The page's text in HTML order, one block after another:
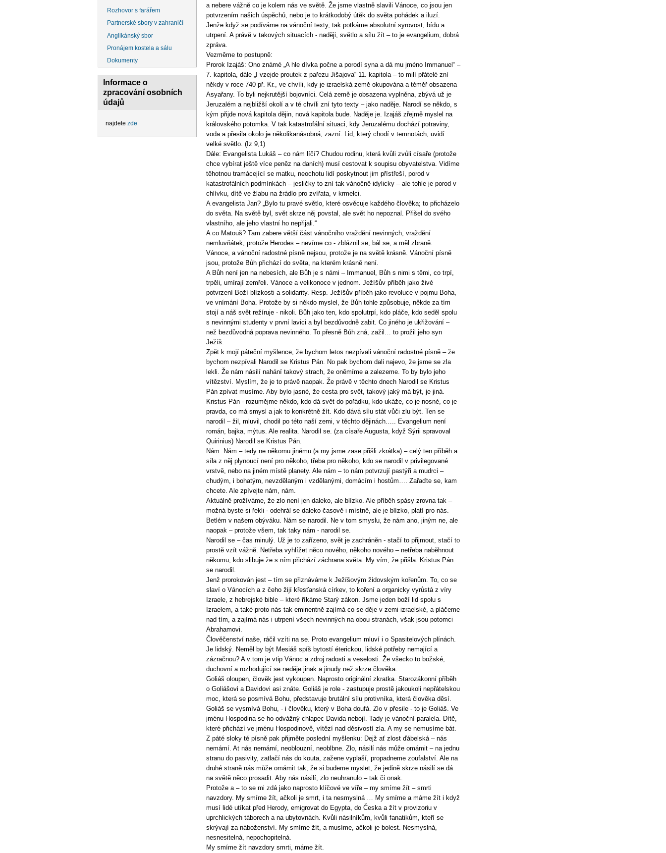
a nebere vážně co je kolem nás ve světě. Že jsme vlastně slavili Vánoce, co jsou jen
potvrzením našich úspěchů, nebo je to krátkodobý útěk do světa pohádek a iluzí.
Jenže když se podíváme na vánoční texty, tak potkáme absolutní syrovost, bídu a
utrpení. A právě v takových situacích - naději, světlo a sílu žít – to je evangelium, dobrá
zpráva.
Vezměme to postupně:
Prorok Izajáš: Ono známé „A hle dívka počne a porodí syna a dá mu jméno Immanuel“ –
7. kapitola, dále „I vzejde proutek z pařezu Jišajova“ 11. kapitola – to milí přátelé zní
někdy v roce 740 př. Kr., ve chvíli, kdy je izraelská země okupována a téměř obsazena
Asyařany. To byli nejkrutější bojovníci. Celá země je obsazena vyplněna, zbývá už je
Jeruzalém a nejbližší okolí a v té chvíli zní tyto texty – jako naděje. Narodí se někdo, s
kým přijde nová kapitola dějin, nová kapitola bude. Naděje je. Izajáš zřejmě myslel na
královského potomka. V tak katastrofální situaci, kdy Jeruzalému dochází potraviny,
voda a přesila okolo je několikanásobná, zazní: Lid, který chodí v temnotách, uvidí
velké světlo. (Iz 9,1)
Dále: Evangelista Lukáš – co nám líčí? Chudou rodinu, která kvůli zvůli císaře (protože
chce vybírat ještě více peněz na daních) musí cestovat k soupisu obyvatelstva. Vidíme
těhotnou tramácející se matku, neochotu lidí poskytnout jim přístřeší, porod v
katastrofálních podmínkách – jesličky to zní tak vánočně idylicky – ale tohle je porod v
chlívku, dítě ve žlabu na žrádlo pro zvířata, v krmelci.
A evangelista Jan? „Bylo tu pravé světlo, které osvěcuje každého člověka; to přicházelo
do světa. Na světě byl, svět skrze něj povstal, ale svět ho nepoznal. Přišel do svého
vlastního, ale jeho vlastní ho nepřijali.“
A co Matouš? Tam zabere větší část vánočního vraždění nevinných, vraždění
nemluvňátek, protože Herodes – nevíme co - zbláznil se, bál se, a měl zbraně.
Vánoce, a vánoční radostné písně nejsou, protože je na světě krásně. Vánoční písně
jsou, protože Bůh přichází do světa, na kterém krásně není.
A Bůh není jen na nebesích, ale Bůh je s námi – Immanuel, Bůh s nimi s těmi, co trpí,
trpěli, umírají zemřeli. Vánoce a velikonoce v jednom. Ježíšův příběh jako živé
potvrzení Boží blízkosti a solidarity. Resp. Ježíšův příběh jako revoluce v pojmu Boha,
ve vnímání Boha. Protože by si někdo myslel, že Bůh tohle způsobuje, někde za tím
stojí a náš svět režíruje - nikoli. Bůh jako ten, kdo spolutrpí, kdo pláče, kdo seděl spolu
s nevinnými studenty v první lavici a byl bezdůvodně zabit. Co jiného je ukřižování –
než bezdůvodná poprava nevinného. To přesně Bůh zná, zažil… to prožil jeho syn
Ježíš.
Zpět k mojí páteční myšlence, že bychom letos nezpívali vánoční radostné písně – že
bychom nezpívali Narodil se Kristus Pán. No pak bychom dali najevo, že jsme se zla
lekli. Že nám násilí nahání takový strach, že oněmíme a zalezeme. To by bylo jeho
vítězství. Myslím, že je to právě naopak. Že právě v těchto dnech Narodil se Kristus
Pán zpívat musíme. Aby bylo jasné, že cesta pro svět, takový jaký má být, je jiná.
Kristus Pán - rozumějme někdo, kdo dá svět do pořádku, kdo ukáže, co je nosné, co je
pravda, co má smysl a jak to konkrétně žít. Kdo dává sílu stát vůči zlu být. Ten se
narodil – žil, mluvil, chodil po této naší zemi, v těchto dějinách….. Evangelium není
román, bajka, mýtus. Ale realita. Narodil se. (za císaře Augusta, když Sýrii spravoval
Quirinius) Narodil se Kristus Pán.
Nám. Nám – tedy ne někomu jinému (a my jsme zase přišli zkrátka) – celý ten příběh a
síla z něj plynoucí není pro někoho, třeba pro někoho, kdo se narodil v privilegované
vrstvě, nebo na jiném místě planety. Ale nám – to nám potvrzují pastýři a mudrci –
chudým, i bohatým, nevzdělaným i vzdělanými, domácím i hostům…. Zařaďte se, kam
chcete. Ale zpívejte nám, nám.
Aktuálně prožíváme, že zlo není jen daleko, ale blízko. Ale příběh spásy zrovna tak –
možná byste si řekli - odehrál se daleko časově i místně, ale je blízko, platí pro nás.
Betlém v našem obýváku. Nám se narodil. Ne v tom smyslu, že nám ano, jiným ne, ale
naopak – protože všem, tak taky nám - narodil se.
Narodil se – čas minulý. Už je to zařízeno, svět je zachráněn - stačí to přijmout, stačí to
prostě vzít vážně. Netřeba vyhlížet něco nového, někoho nového – netřeba naběhnout
někomu, kdo slibuje že s ním přichází záchrana světa. My vím, že přišla. Kristus Pán
se narodil.
Jenž prorokován jest – tím se přiznáváme k Ježíšovým židovským kořenům. To, co se
slaví o Vánocích a z čeho žijí křesťanská církev, to koření a organicky vyrůstá z víry
Izraele, z hebrejské bible – které říkáme Starý zákon. Jsme jeden boží lid spolu s
Izraelem, a také proto nás tak eminentně zajímá co se děje v zemi izraelské, a pláčeme
nad tím, a zajímá nás i utrpení všech nevinných na obou stranách, však jsou potomci
Abrahamovi.
Člověčenství naše, ráčil vzíti na se. Proto evangelium mluví i o Spasitelových plínách.
Je lidský. Neměl by být Mesiáš spíš bytostí éterickou, lidské potřeby nemající a
zázračnou? A v tom je vtip Vánoc a zdroj radosti a veselosti. Že všecko to božské,
duchovní a rozhodující se neděje jinak a jinudy než skrze člověka.
Goliáš oloupen, člověk jest vykoupen. Naprosto originální zkratka. Starozákonní příběh
o Goliášovi a Davidovi asi znáte. Goliáš je role - zastupuje prostě jakoukoli nepřátelskou
moc, která se posmívá Bohu, představuje brutální sílu protivníka, která člověka děsí.
Goliáš se vysmívá Bohu, - i člověku, který v Boha doufá. Zlo v přesile - to je Goliáš. Ve
jménu Hospodina se ho odvážný chlapec Davida nebojí. Tady je vánoční paralela. Dítě,
které přichází ve jménu Hospodinově, vítězí nad děsivostí zla. A my se nemusíme bát.
Z páté sloky té písně pak přijměte poslední myšlenku: Dejž ať zlost ďábelská – nás
nemámí. At nás nemámí, neoblouzní, neoblbne. Zlo, násilí nás může omámit – na jednu
stranu do pasivity, zatlačí nás do kouta, zažene vyplaší, propadneme zoufalství. Ale na
druhé straně nás může omámit tak, že si budeme myslet, že jedině skrze násilí se dá
na světě něco prosadit. Aby nás násilí, zlo neuhranulo – tak či onak.
Protože a – to se mi zdá jako naprosto klíčové ve víře – my smíme žít – smrti
navzdory. My smíme žít, ačkoli je smrt, i ta nesmyslná … My smíme a máme žít i když
musí lidé utíkat před Herody, emigrovat do Egypta, do Česka a žít v provizoriu v
uprchlických táborech a na ubytovnách. Kvůli násilníkům, kvůli fanatikům, kteří se
skrývají za náboženství. My smíme žít, a musíme, ačkoli je bolest. Nesmyslná,
nesnesitelná, nepochopitelná.
My smíme žít navzdory smrti, máme žít.
Rozhovor s farářem
Partnerské sbory v zahraničí
Anglikánský sbor
Pronájem kostela a sálu
Dokumenty
Informace o
zpracování osobních
údajů
najdete zde